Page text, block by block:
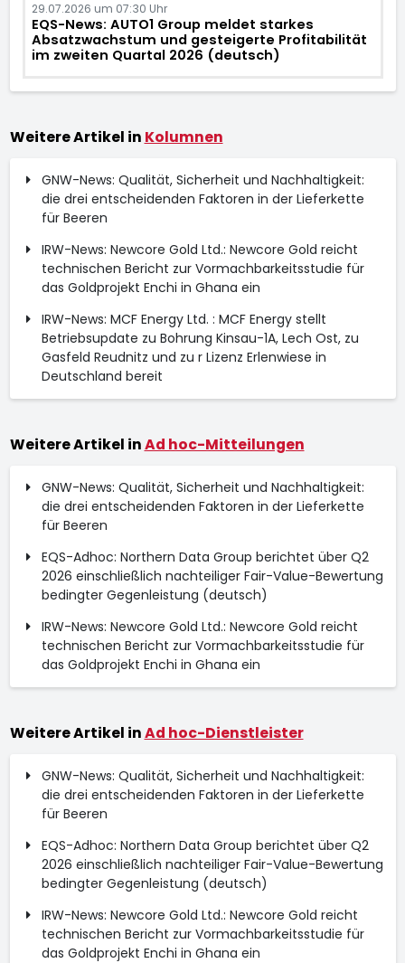
29.07.2026 um 07:30 Uhr
EQS-News: AUTO1 Group meldet starkes
Absatzwachstum und gesteigerte Profitabilität
im zweiten Quartal 2026 (deutsch)
Weitere Artikel in Kolumnen
GNW-News: Qualität, Sicherheit und Nachhaltigkeit:
die drei entscheidenden Faktoren in der Lieferkette
für Beeren
IRW-News: Newcore Gold Ltd.: Newcore Gold reicht
technischen Bericht zur Vormachbarkeitsstudie für
das Goldprojekt Enchi in Ghana ein
IRW-News: MCF Energy Ltd. : MCF Energy stellt
Betriebsupdate zu Bohrung Kinsau-1A, Lech Ost, zu
Gasfeld Reudnitz und zu r Lizenz Erlenwiese in
Deutschland bereit
Weitere Artikel inAd hoc-Mitteilungen
GNW-News: Qualität, Sicherheit und Nachhaltigkeit:
die drei entscheidenden Faktoren in der Lieferkette
für Beeren
EQS-Adhoc: Northern Data Group berichtet über Q2
2026 einschließlich nachteiliger Fair-Value-Bewertung
bedingter Gegenleistung (deutsch)
IRW-News: Newcore Gold Ltd.: Newcore Gold reicht
technischen Bericht zur Vormachbarkeitsstudie für
das Goldprojekt Enchi in Ghana ein
Weitere Artikel inAd hoc-Dienstleister
GNW-News: Qualität, Sicherheit und Nachhaltigkeit:
die drei entscheidenden Faktoren in der Lieferkette
für Beeren
EQS-Adhoc: Northern Data Group berichtet über Q2
2026 einschließlich nachteiliger Fair-Value-Bewertung
bedingter Gegenleistung (deutsch)
IRW-News: Newcore Gold Ltd.: Newcore Gold reicht
technischen Bericht zur Vormachbarkeitsstudie für
das Goldprojekt Enchi in Ghana ein